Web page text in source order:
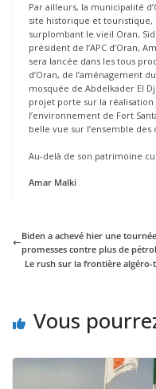
Par ailleurs, la municipalité
site historique et touristique,
surplombant le vieil Oran,
président de l’APC d’Oran,
sera lancée dans les tous
d’Oran, de l’aménagement
mosquée de Abdelkader El
projet porte sur la réalisation
l’environnement de Fort
belle vue sur l’ensemble
Au-delà de son patrimoine
Amar Malki
Biden a achevé hier une
promesses contre plus de
Le rush sur la frontière algéro-
Vous